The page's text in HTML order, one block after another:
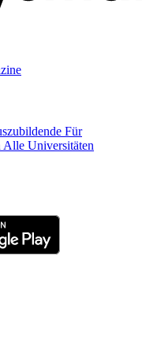
Für
Alle Universitäten